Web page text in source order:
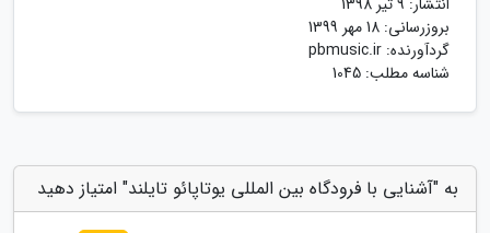
بروزرسانی: 18 مهر 1399
گردآورنده: pbmusic.ir
شناسه مطلب: 1045
به "آشنایی با فرودگاه بین المللی یوتاپائو تایلند" امتیاز دهید